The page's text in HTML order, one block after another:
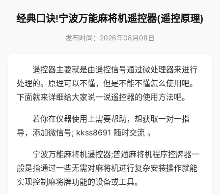
经典口诀!宁波万能麻将机遥控器(遥控原理)
发布时间：2026年08月08日
遥控器主要就是由遥控信号通过微处理器来进行
处理的。原理可以不懂，但是不能不懂怎么使用吧。
下面就来详细给大家说一说遥控器的使用方法吧。
若你在仪器使用上需要帮助，想获取一对一指
导，添加微信号; kkss8691 随时交流 。
宁波万能麻将机遥控器;普通麻将机程序控牌器一
般是指通过一些无需对麻将机进行复杂安装操作就能
实现控制麻将牌功能的设备或工具。